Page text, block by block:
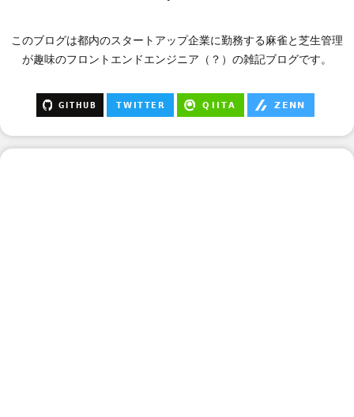
このブログは都内のスタートアップ企業に勤務する麻雀と芝生管理
が趣味のフロントエンドエンジニア（？） の雑記ブログです。